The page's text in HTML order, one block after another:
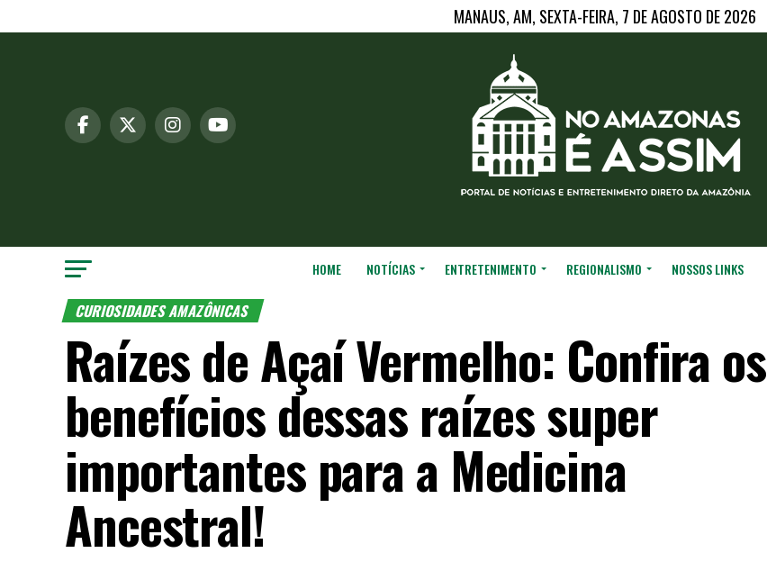
MANAUS, AM, SEXTA-FEIRA, 7 DE AGOSTO DE 2026
HOME NOTÍCIAS ENTRETENIMENTO REGIONALISMO NOSSOS LINKS
CURIOSIDADES AMAZÔNICAS
Raízes de Açaí Vermelho: Confira os
benefícios dessas raízes super
importantes para a Medicina
Ancestral!